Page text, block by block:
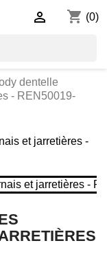
shopping_cart (0)

dentelle
- REN50019-